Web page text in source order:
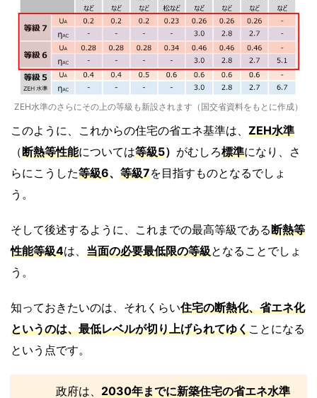
ZEH水準のさらにその上の等級も新設されます（国交省資料をもとに作成）
このように、これからの住宅の省エネ基準は、 ZEH水準
（断熱等性能については等級5） がむしろ標準になり、さ
らにこうした等級6、 等級7を目指すものとなるでしょ
う。
そして後述するように、これまでの最高等級である断熱等
性能等級4は、 当面の必要最低限の等級となることでしょ
う。
知っておきたいのは、それくらい住宅の断熱化、省エネ化
というのは、最低レベルが切り上げられてゆくことになる
という点です。
政府は、 2030年までに新築住宅の省エネ水準